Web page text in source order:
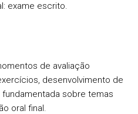
exame escrito.
de avaliação
desenvolvimento de
sobre temas
oral final.